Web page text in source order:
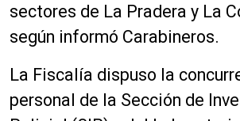
d
u
t
o
r
sectores de La Pradera y La
según informó Carabineros.
La Fiscalía dispuso la
personal de la Sección de